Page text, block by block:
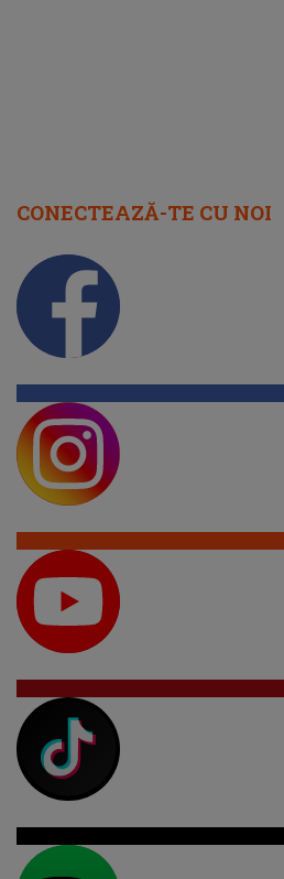
CONECTEAZĂ-TE CU NOI